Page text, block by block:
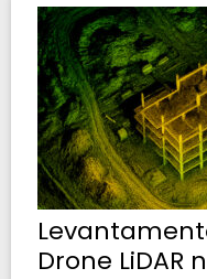
Drone LiDAR